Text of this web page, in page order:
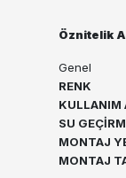
Öznitelik
Genel
RENK
KULLANIM
SU
MONTAJ
MONTAJ